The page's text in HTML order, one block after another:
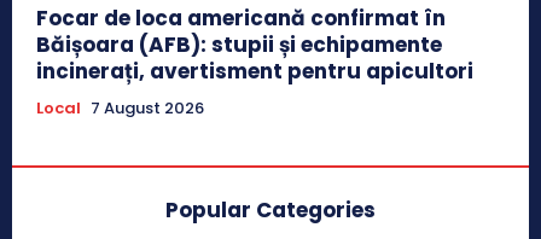
Focar de loca americană confirmat în
Băișoara (AFB): stupii și echipamente
incinerați, avertisment pentru apicultori
Local 7 August 2026
Popular Categories